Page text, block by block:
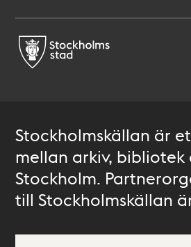
Stockholmskällan är
mellan arkiv, bibliotek
Stockholm.
till Stockholmskällan